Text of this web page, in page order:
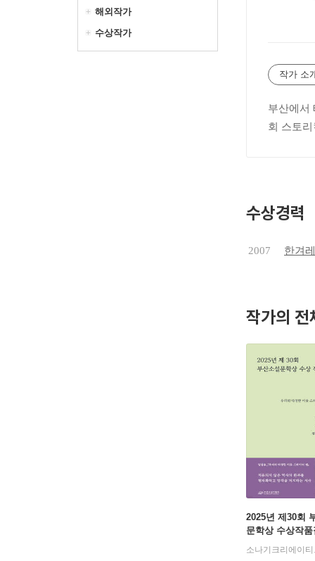
해외작가
수상작가
작가 소
부산에서
회 스토
수상경력
2007 한겨
작가의 전
2025년 제30회
문학상 수상작품
소나기크리에이